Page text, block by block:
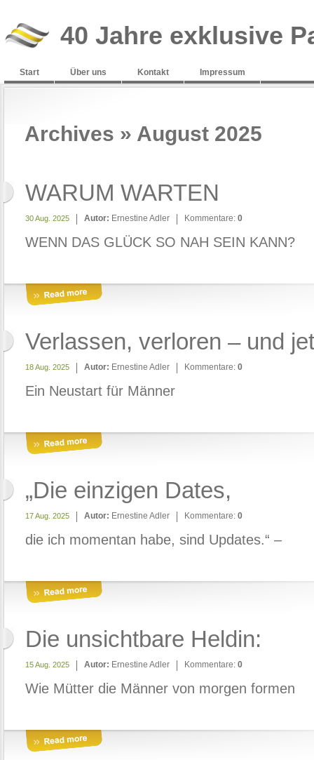
40 Jahre exklusive
Start Über uns Kontakt Impressum
Archives » August 2025
WARUM WARTEN
30 Aug. 2025 Autor: Ernestine Adler Kommentare: 0
WENN DAS GLÜCK SO NAH SEIN KANN?
Verlassen, verloren – und
18 Aug. 2025 Autor: Ernestine Adler Kommentare: 0
Ein Neustart für Männer
„Die einzigen Dates,
17 Aug. 2025 Autor: Ernestine Adler Kommentare: 0
die ich momentan habe, sind Updates.“ –
Die unsichtbare Heldin:
15 Aug. 2025 Autor: Ernestine Adler Kommentare: 0
Wie Mütter die Männer von morgen formen